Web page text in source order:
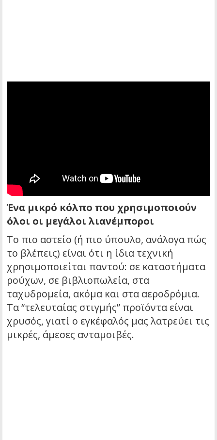
Ένα μικρό κόλπο που χρησιμοποιούν
όλοι οι μεγάλοι λιανέμποροι
Το πιο αστείο (ή πιο ύπουλο, ανάλογα πώς
το βλέπεις) είναι ότι η ίδια τεχνική
χρησιμοποιείται παντού: σε καταστήματα
ρούχων, σε βιβλιοπωλεία, στα
ταχυδρομεία, ακόμα και στα αεροδρόμια.
Τα “τελευταίας στιγμής” προϊόντα είναι
χρυσός, γιατί ο εγκέφαλός μας λατρεύει τις
μικρές, άμεσες ανταμοιβές.